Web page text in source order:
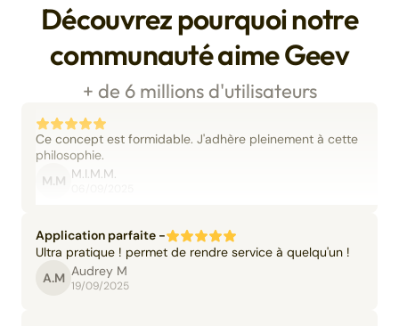
Découvrez pourquoi notre
communauté aime Geev
+ de 6 millions d'utilisateurs
Ce concept est formidable. J'adhère pleinement à cette
philosophie.
M.M M.I.M.M.
Application parfaite -
Ultra pratique ! permet de rendre service à quelqu'un !
A.M Audrey M
19/09/2025